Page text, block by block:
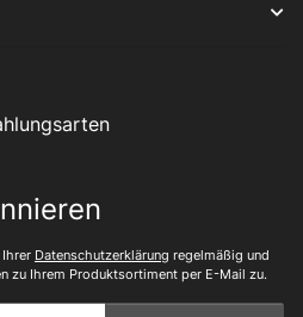
Datenschutzerklärung regelmäßig und
zu Ihrem Produktsortiment per E-Mail zu.